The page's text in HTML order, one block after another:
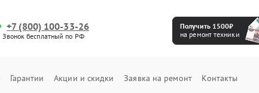
+7 (800) 100-33-26
Звонок бесплатный по РФ
Получить 1500₽
на ремонт техники
Гарантии Акции и скидки Заявка на ремонт Контакты